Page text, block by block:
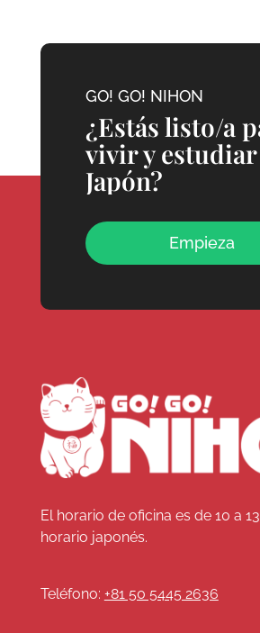
GO! GO! NIHON
¿Estás listo/a
vivir y estudiar
Japón?
Empieza
El horario de oficina es de 10 a
horario japonés.
Teléfono: +81 50 5445 2636